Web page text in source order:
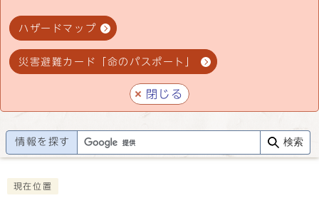
ハザードマップ
災害避難カード「命のパスポート」
閉じる
情報を探す 検索
現在位置